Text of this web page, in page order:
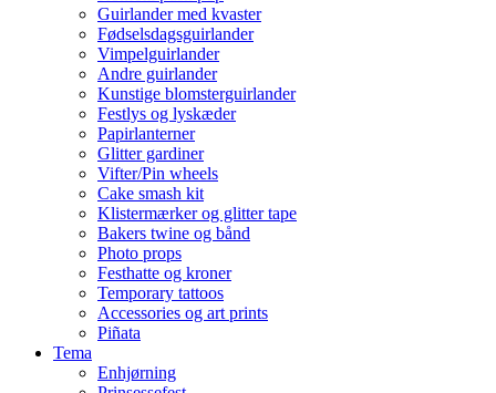
Guirlander med kvaster
Fødselsdagsguirlander
Vimpelguirlander
Andre guirlander
Kunstige blomsterguirlander
Festlys og lyskæder
Papirlanterner
Glitter gardiner
Vifter/Pin wheels
Cake smash kit
Klistermærker og glitter tape
Bakers twine og bånd
Photo props
Festhatte og kroner
Temporary tattoos
Accessories og art prints
Piñata
Tema
Enhjørning